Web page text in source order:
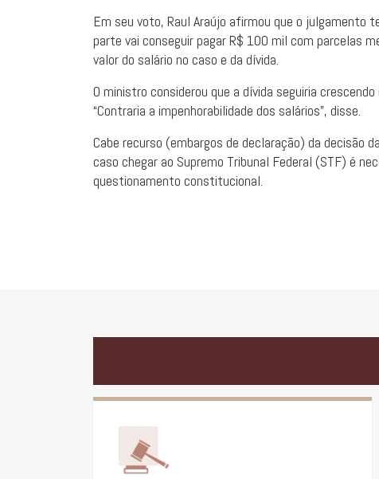
Em seu voto, Raul Araújo afirmou que o julgamento
parte vai conseguir pagar R$ 100 mil com parcelas
valor do salário no caso e da dívida.
O ministro considerou que a dívida seguiria
“Contraria a impenhorabilidade dos salários”, disse.
Cabe recurso (embargos de declaração) da decisão
caso chegar ao Supremo Tribunal Federal (STF) é
questionamento constitucional.